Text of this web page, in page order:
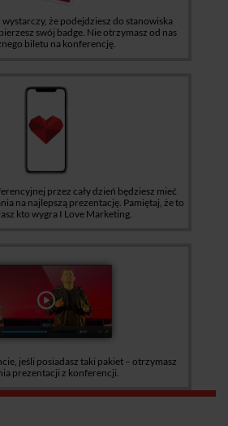
że podejdziesz do stanowiska
swój badge. Nie otrzymasz od nas
biletu na konferencję.
przez cały dzień będziesz mieć
na najlepszą prezentację. Pamiętaj, że to
kto wygra I Love Marketing.
jeśli posiadasz taki pakiet – otrzymasz
prezentacji z konferencji.